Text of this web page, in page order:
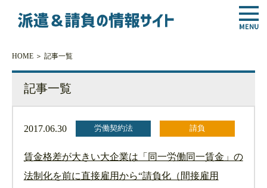
HOME＞ 記事一覧
記事一覧
2017.06.30 労働契約法 請負
賃金格差が大きい大企業は「同一労働同一賃金」の
法制化を前に直接雇用から“請負化（間接雇用